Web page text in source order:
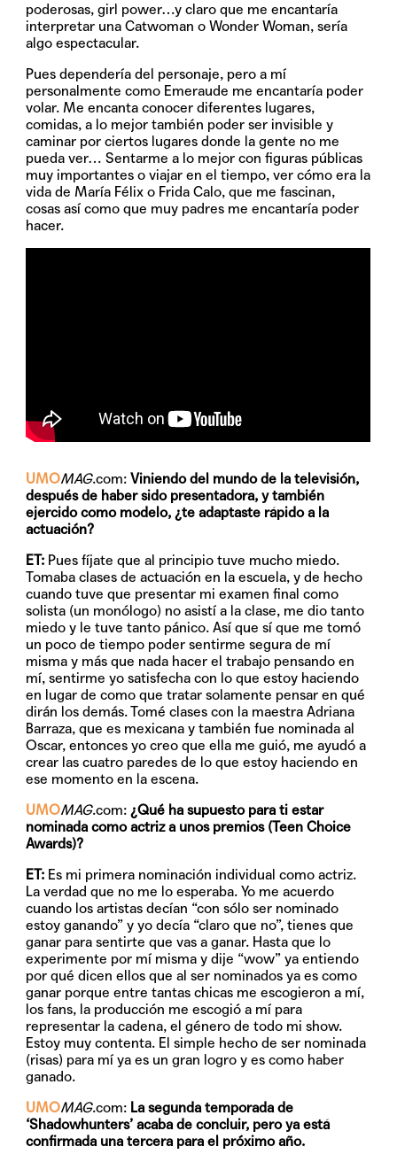
poderosas, girl power…y claro que me encantaría
interpretar una Catwoman o Wonder Woman, sería
algo espectacular.
Pues dependería del personaje, pero a mí
personalmente como Emeraude me encantaría poder
volar. Me encanta conocer diferentes lugares,
comidas, a lo mejor también poder ser invisible y
caminar por ciertos lugares donde la gente no me
pueda ver… Sentarme a lo mejor con figuras públicas
muy importantes o viajar en el tiempo, ver cómo era la
vida de María Félix o Frida Calo, que me fascinan,
cosas así como que muy padres me encantaría poder
hacer.
UMOMAG.com:Viniendo del mundo de la televisión,
después de haber sido presentadora, y también
ejercido como modelo, ¿te adaptaste rápido a la
actuación?
ET: Pues fíjate que al principio tuve mucho miedo.
Tomaba clases de actuación en la escuela, y de hecho
cuando tuve que presentar mi examen final como
solista (un monólogo) no asistí a la clase, me dio tanto
miedo y le tuve tanto pánico. Así que sí que me tomó
un poco de tiempo poder sentirme segura de mí
misma y más que nada hacer el trabajo pensando en
mí, sentirme yo satisfecha con lo que estoy haciendo
en lugar de como que tratar solamente pensar en qué
dirán los demás. Tomé clases con la maestra Adriana
Barraza, que es mexicana y también fue nominada al
Oscar, entonces yo creo que ella me guió, me ayudó a
crear las cuatro paredes de lo que estoy haciendo en
ese momento en la escena.
UMOMAG.com:¿Qué ha supuesto para ti estar
nominada como actriz a unos premios (Teen Choice
Awards)?
ET: Es mi primera nominación individual como actriz.
La verdad que no me lo esperaba. Yo me acuerdo
cuando los artistas decían “con sólo ser nominado
estoy ganando” y yo decía “claro que no”, tienes que
ganar para sentirte que vas a ganar. Hasta que lo
experimente por mí misma y dije “wow” ya entiendo
por qué dicen ellos que al ser nominados ya es como
ganar porque entre tantas chicas me escogieron a mí,
los fans, la producción me escogió a mí para
representar la cadena, el género de todo mi show.
Estoy muy contenta. El simple hecho de ser nominada
(risas) para mí ya es un gran logro y es como haber
ganado.
UMOMAG.com: La segunda temporada de
‘Shadowhunters’ acaba de concluir, pero ya está
confirmada una tercera para el próximo año.